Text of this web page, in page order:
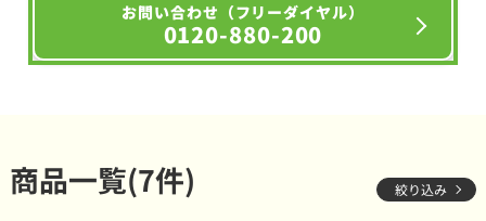
お問い合わせ（フリーダイヤル）
0120-880-200
商品一覧(7件) 絞り込み